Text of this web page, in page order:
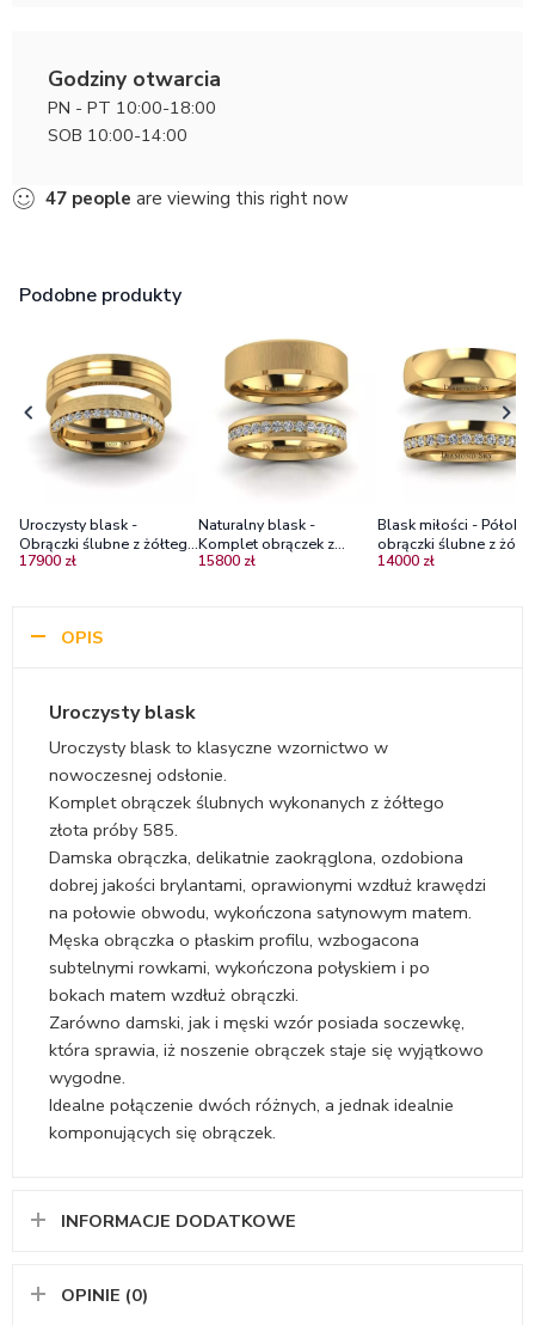
Godziny otwarcia
PN - PT 10:00-18:00
SOB 10:00-14:00
47 people are viewing this right now
Podobne produkty
Uroczysty blask -
Obrączki ślubne z żółtego
złota z diamentami, mat
17900 zł
Naturalny blask -
Komplet obrączek z
żółtego złota z
15800 zł
Blask miłości -
obrączki ślubne z
złota z brylantami,
14000 zł
OPIS
Uroczysty blask
Uroczysty blask to klasyczne wzornictwo w
nowoczesnej odsłonie.
Komplet obrączek ślubnych wykonanych z żółtego
złota próby 585.
Damska obrączka, delikatnie zaokrąglona, ozdobiona
dobrej jakości brylantami, oprawionymi wzdłuż krawędzi
na połowie obwodu, wykończona satynowym matem.
Męska obrączka o płaskim profilu, wzbogacona
subtelnymi rowkami, wykończona połyskiem i po
bokach matem wzdłuż obrączki.
Zarówno damski, jak i męski wzór posiada soczewkę,
która sprawia, iż noszenie obrączek staje się wyjątkowo
wygodne.
Idealne połączenie dwóch różnych, a jednak idealnie
komponujących się obrączek.
INFORMACJE DODATKOWE
OPINIE (0)